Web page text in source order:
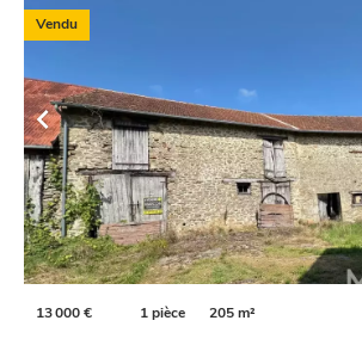
13 000 € 1 pièce 205 m²
Vendu